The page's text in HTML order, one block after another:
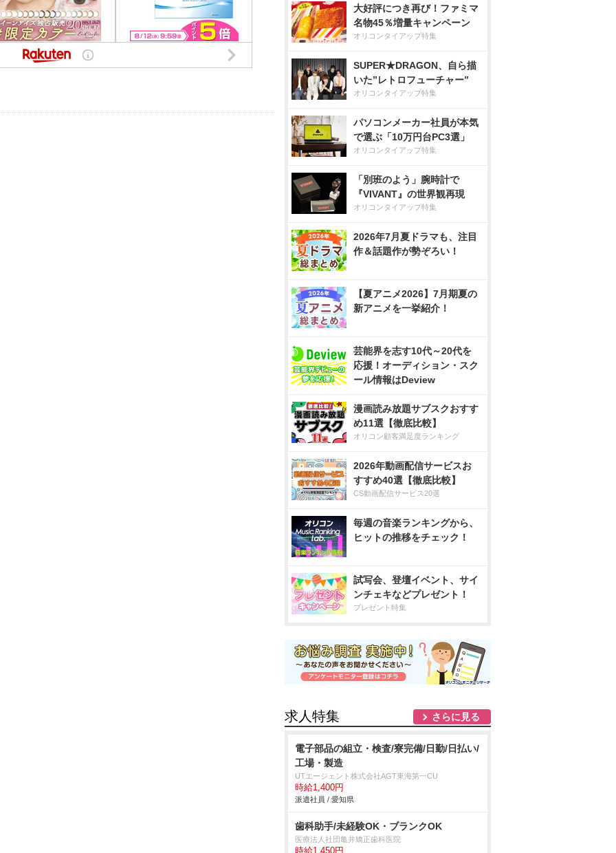
大好評につき再び！ファミマ
名物45％増量キャンペーン
オリコンタイアップ特集
SUPER★DRAGON、自ら描
いた”レトロフューチャー”
オリコンタイアップ特集
パソコンメーカー社員が本気
で選ぶ「10万円台PC3選」
オリコンタイアップ特集
「別班のよう」腕時計で
『VIVANT』の世界観再現
オリコンタイアップ特集
2026年7月夏ドラマも、注目
作＆話題作が勢ぞろい！
【夏アニメ2026】7月期夏の
新アニメを一挙紹介！
芸能界を志す10代～20代を
応援！オーディション・スク
ール情報はDeview
漫画読み放題サブスクおすす
め11選【徹底比較】
オリコン顧客満足度ランキング
2026年動画配信サービスお
すすめ40選【徹底比較】
CS動画配信サービス20選
毎週の音楽ランキングから、
ヒットの推移をチェック！
試写会、登壇イベント、サイ
ンチェキなどプレゼント！
プレゼント特集
求人特集 さらに見る
電子部品の組立・検査/寮完備/日勤/日払い/
工場・製造
UTエージェント株式会社AGT東海第一CU
時給1,400円
派遣社員 / 愛知県
歯科助手/未経験OK・ブランクOK
医療法人社団亀井矯正歯科医院
時給1,450円